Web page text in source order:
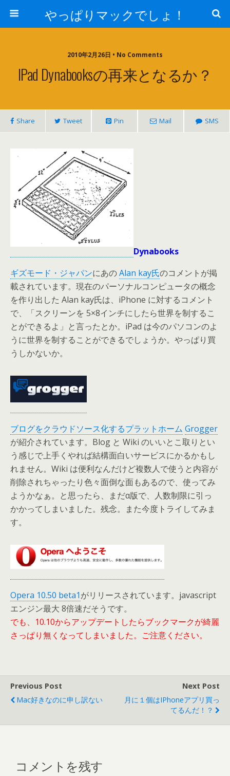
やっぱりマックでしょ！
2010年2月26日 • No Comments
IPad Dynabooksの再来となるか？
Share Tweet Pin Mail SMS
Dynabooks
ギズモード・ジャパンにあのAlan kay氏のコメントが掲
載されています。現在のパーソナルコンピュータの概念
を作り出した Alan kay氏は、iPhone に対するコメント
で、「スクリーンを 5×8インチにしたら世界を制するこ
とができるよ」と言ったとか。iPad は今のパソコンのよ
うに世界を制することができるでしょうか。やっぱり買
うしかないか。
ブログをクラウドソース化するプラットホーム Grogger
が紹介されています。Blog と Wiki のいいとこ取りとい
う感じで上手くやれば結構面白いサービスにかるかもし
れません。Wiki は便利なんだけど複数人で使うと内容が
削除されちゃったり色々面倒な面もあるので、使ってみ
ようかなぁ。と思ったら、まだα版で、人数制限に引っ
かかってしまいました。残念。また今度トライしてみま
す。
Opera 10.50 beta1がリリースされています。javascript
エンジン最大 8倍速だそうです。
でも、10.10からアップデートしたらブックマークが綺麗
さっぱり無くなってしまいました。ご注意ください。
Previous Post
Mac好きなのに申し訳ない
Next Post
月に１個はiPhoneアプリ買っ
てるんだ！？
コメントを残す